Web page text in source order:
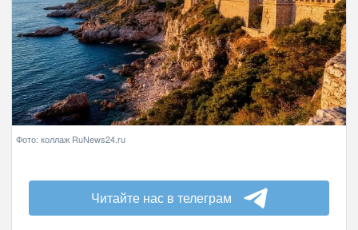
Фото: коллаж RuNews24.ru
Читайте нас в телеграм